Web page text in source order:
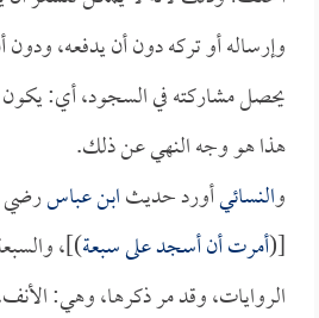
وإرساله أو تركه دون أن يدفعه، ودون
يحصل مشاركته في السجود، أي:
هذا هو وجه النهي عن ذلك.
والنسائيأورد حديثابن عباسرضي
[(أمرت أن أسجد على سبعة)]،
الروايات، وقد مر ذكرها، وهي: